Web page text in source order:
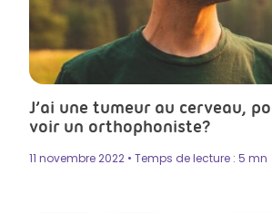
J’ai une tumeur au cerveau,
voir un orthophoniste?
11 novembre 2022 • Temps de lecture : 5 mn